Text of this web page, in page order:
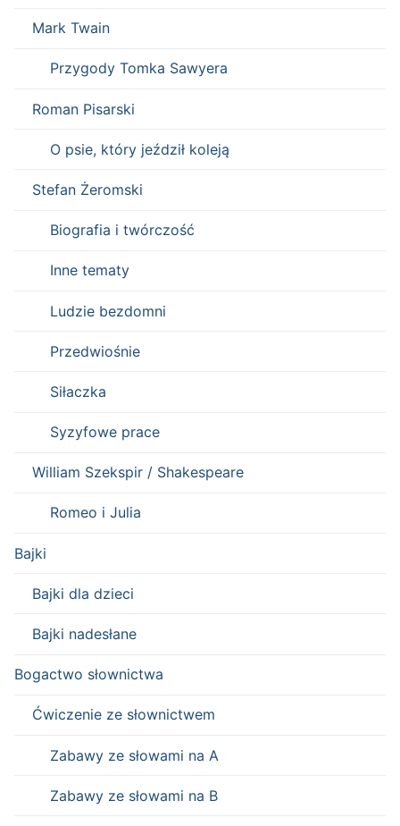
Mark Twain
Przygody Tomka Sawyera
Roman Pisarski
O psie, który jeździł koleją
Stefan Żeromski
Biografia i twórczość
Inne tematy
Ludzie bezdomni
Przedwiośnie
Siłaczka
Syzyfowe prace
William Szekspir / Shakespeare
Romeo i Julia
Bajki
Bajki dla dzieci
Bajki nadesłane
Bogactwo słownictwa
Ćwiczenie ze słownictwem
Zabawy ze słowami na A
Zabawy ze słowami na B